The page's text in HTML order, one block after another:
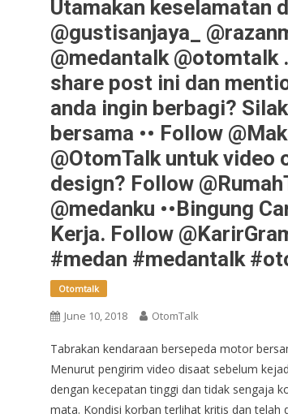
Utamakan keselamatan
@gustisanjaya_
@medantalk @otomtalk
share post ini dan
anda ingin berbagi?
bersama •• Follow
@OtomTalk untuk video
design? Follow
@medanku ••Bingung
Kerja. Follow
#medan #medantalk
Otomtalk
June 10, 2018 OtomTalk
Tabrakan kendaraan bersepeda motor
Menurut pengirim video disaat sebelum
dengan kecepatan tinggi dan tidak sengaja
mata. Kondisi korban terlihat kritis dan telah